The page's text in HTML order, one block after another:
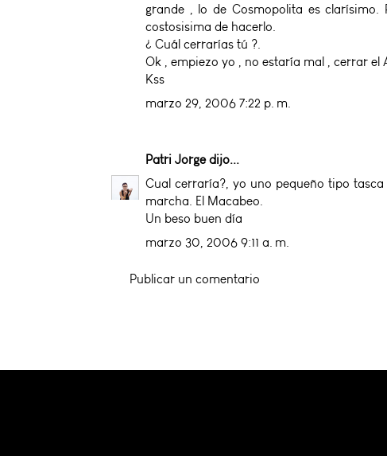
grande , lo de Cosmopolita es
costosisima de hacerlo.
¿ Cuál cerrarías tú ?.
Ok , empiezo yo , no estaría mal , cerrar el
Kss
marzo 29, 2006 7:22 p. m.
Patri Jorgedijo...
Cual cerraría?, yo uno pequeño tipo
marcha. El Macabeo.
Un beso buen día
marzo 30, 2006 9:11 a. m.
Publicar un comentario